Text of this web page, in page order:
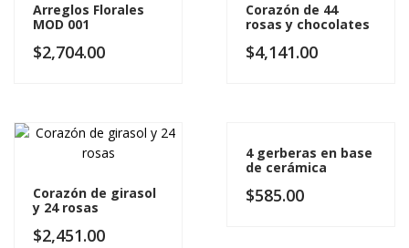
Arreglos Florales
MOD 001
$2,704.00
Corazón de 44
rosas y chocolates
$4,141.00
Corazón de girasol
y 24 rosas
$2,451.00
4 gerberas en base
de cerámica
$585.00